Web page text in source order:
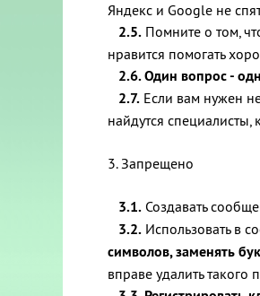
Яндекс и Google не
2.5.Помните о том,
нравится помогать
2.6. Один вопрос -
2.7.Если вам нужен
найдутся
3. Запрещено
3.1.Создавать
3.2.Использовать в
символов, заменять
вправе удалить такого